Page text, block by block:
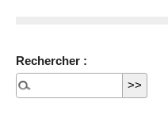
Rechercher :